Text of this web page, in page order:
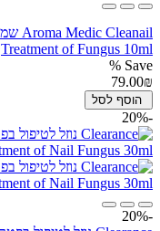
Treatment of Fungus 10ml
Save %
79.00₪
הוסף לסל
-20%
-20%